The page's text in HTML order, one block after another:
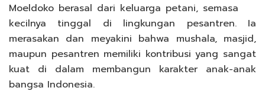
Moeldoko berasal dari keluarga petani, semasa
kecilnya tinggal di lingkungan pesantren. Ia
merasakan dan meyakini bahwa mushala, masjid,
maupun pesantren memiliki kontribusi yang sangat
kuat di dalam membangun karakter anak-anak
bangsa Indonesia.